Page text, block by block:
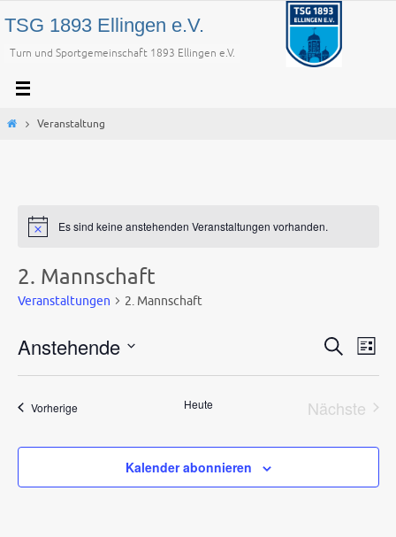
Inhalt
springen
TSG 1893 Ellingen e.V.
Turn und Sportgemeinschaft 1893 Ellingen e.V.
StartVeranstaltung
Es sind keine anstehenden Veranstaltungen vorhanden.
2. Mannschaft
Veranstaltungen 2. Mannschaft
Ansichten,
SucheListe
Anstehende
Datum
VorherigeVeranstaltungen Heute
Nächste
Kalender abonnieren